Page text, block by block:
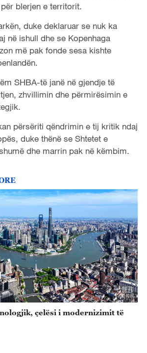
blerjen e territorit.
duke deklaruar se nuk ka
në ishull dhe se Kopenhaga
më pak fonde sesa kishte
SHBA-të janë në gjendje të
zhvillimin dhe përmirësimin e
përsëriti qëndrimin e tij kritik ndaj
duke thënë se Shtetet e
dhe marrin pak në këmbim.
çelësi i modernizimit të